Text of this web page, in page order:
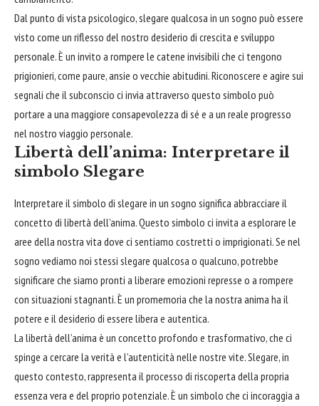
Dal punto di vista psicologico, slegare qualcosa in un sogno può essere
visto come un riflesso del nostro desiderio di crescita e sviluppo
personale. È un invito a rompere le catene invisibili che ci tengono
prigionieri, come paure, ansie o vecchie abitudini. Riconoscere e agire sui
segnali che il subconscio ci invia attraverso questo simbolo può
portare a una maggiore consapevolezza di sé e a un reale progresso
nel nostro viaggio personale.
Libertà dell’anima: Interpretare il
simbolo Slegare
Interpretare il simbolo di slegare in un sogno significa abbracciare il
concetto di libertà dell’anima. Questo simbolo ci invita a esplorare le
aree della nostra vita dove ci sentiamo costretti o imprigionati. Se nel
sogno vediamo noi stessi slegare qualcosa o qualcuno, potrebbe
significare che siamo pronti a liberare emozioni represse o a rompere
con situazioni stagnanti. È un promemoria che la nostra anima ha il
potere e il desiderio di essere libera e autentica.
La libertà dell’anima è un concetto profondo e trasformativo, che ci
spinge a cercare la verità e l’autenticità nelle nostre vite. Slegare, in
questo contesto, rappresenta il processo di riscoperta della propria
essenza vera e del proprio potenziale. È un simbolo che ci incoraggia a